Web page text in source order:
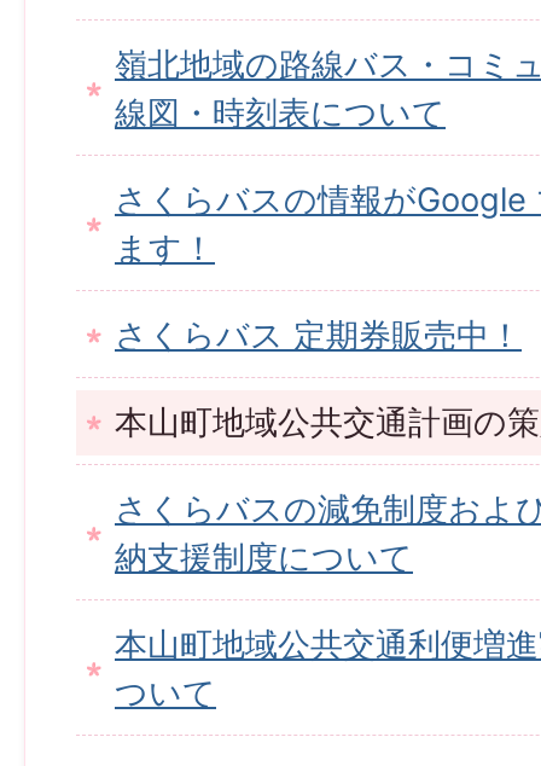
嶺北地域の路線バス・コミ
線図・時刻表について
さくらバスの情報がGoogle
ます！
さくらバス 定期券販売中！
本山町地域公共交通計画の
さくらバスの減免制度およ
納支援制度について
本山町地域公共交通利便増
ついて